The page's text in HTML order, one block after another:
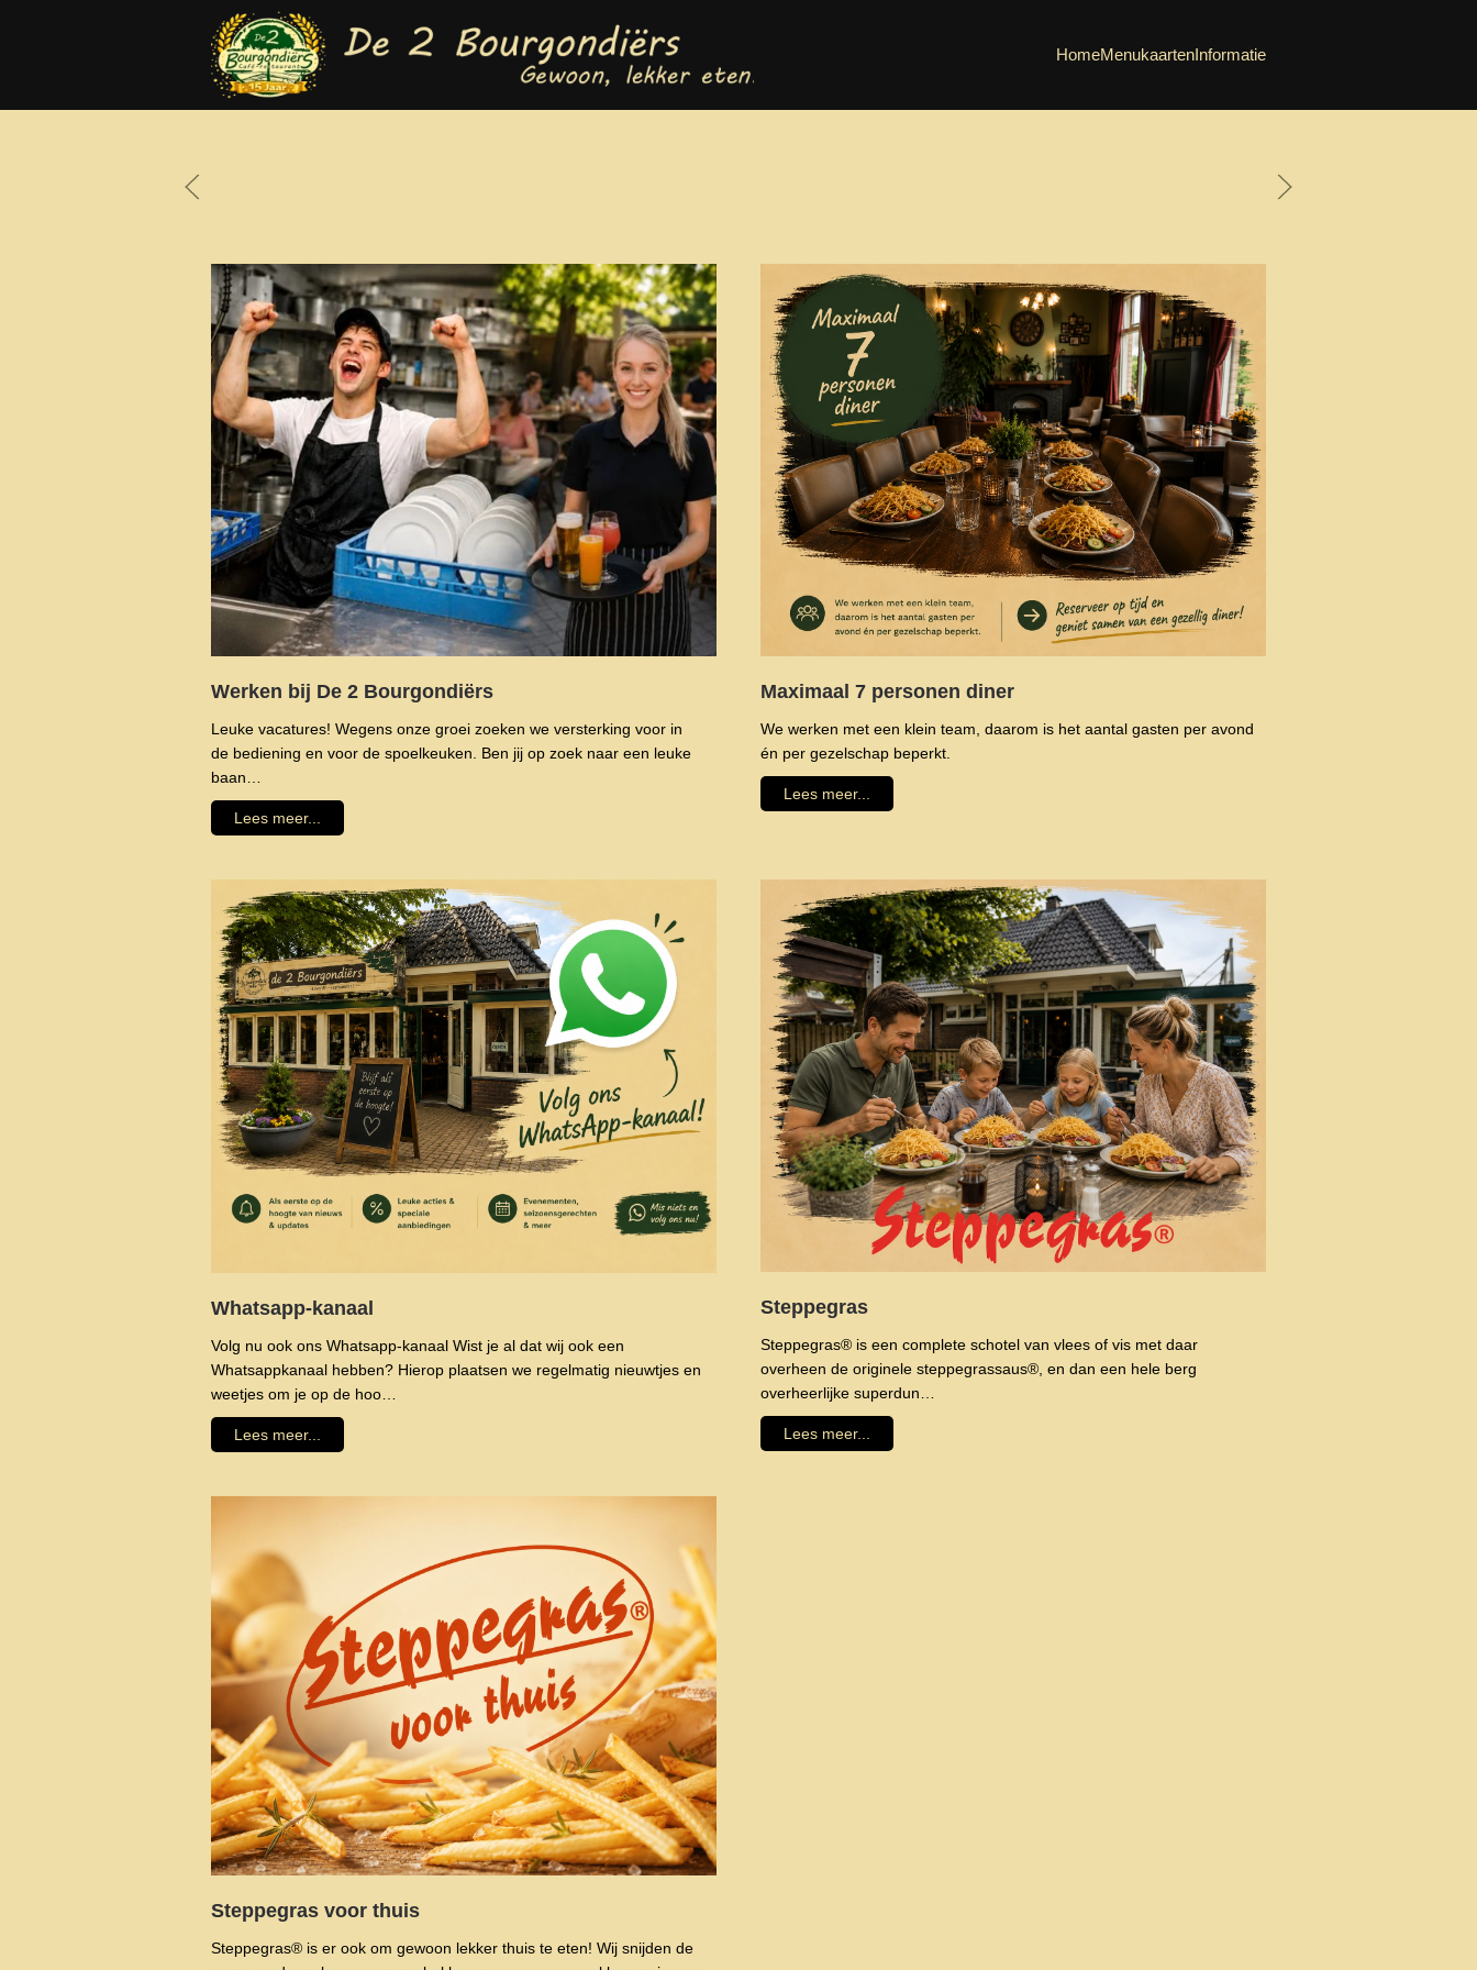
Terug naar hoofdinhoud HomeMenukaartenInformatie
Werken bij De 2 Bourgondiërs
Leuke vacatures! Wegens onze groei zoeken we versterking voor in
de bediening en voor de spoelkeuken. Ben jij op zoek naar een leuke
baan…
Lees meer...
Maximaal 7 personen diner
We werken met een klein team, daarom is het aantal gasten per avond
én per gezelschap beperkt.
Lees meer...
Whatsapp-kanaal
Volg nu ook ons Whatsapp-kanaal Wist je al dat wij ook een
Whatsappkanaal hebben? Hierop plaatsen we regelmatig nieuwtjes en
weetjes om je op de hoo…
Lees meer...
Steppegras
Steppegras® is een complete schotel van vlees of vis met daar
overheen de originele steppegrassaus®, en dan een hele berg
overheerlijke superdun…
Lees meer...
Steppegras voor thuis
Steppegras® is er ook om gewoon lekker thuis te eten! Wij snijden de